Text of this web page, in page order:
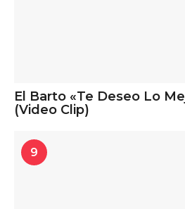
El Barto «Te Deseo Lo
(Video Clip)
9